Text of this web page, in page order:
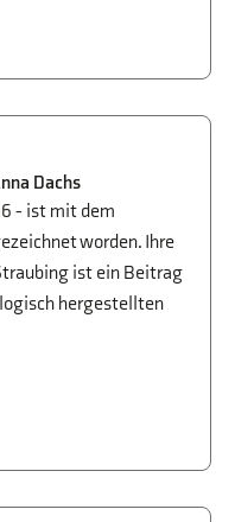
Dachs
- ist mit dem
worden. Ihre
ist ein Beitrag
hergestellten